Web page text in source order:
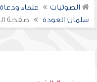
الصوتيات علماء ودعاة
سلمان العودة
صفحة